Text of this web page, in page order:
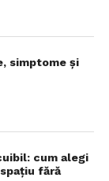
simptome și
cum alegi
fără